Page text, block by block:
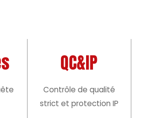
QC&IP
Contrôle de qualité
strict et protection IP